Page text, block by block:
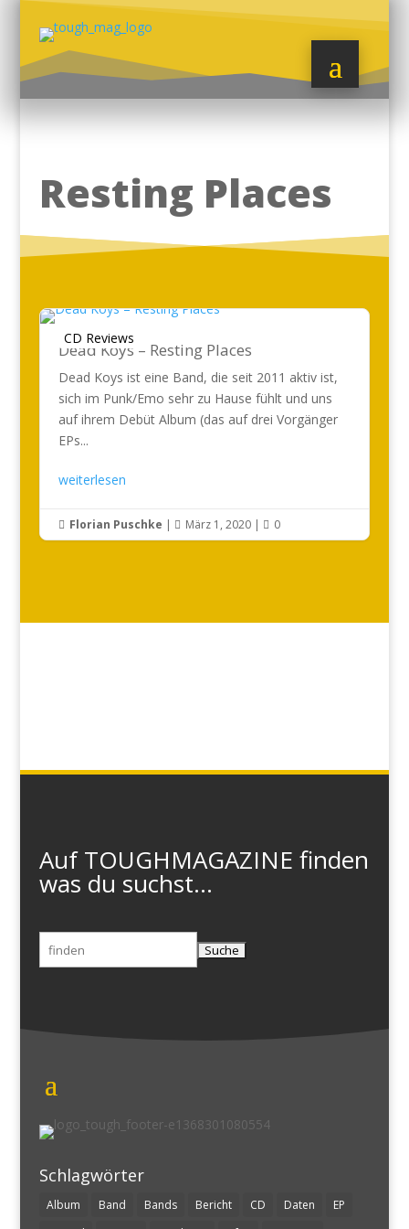
Resting Places
CD Reviews
Dead Koys – Resting Places
Dead Koys ist eine Band, die seit 2011 aktiv ist,
sich im Punk/Emo sehr zu Hause fühlt und uns
auf ihrem Debüt Album (das auf drei Vorgänger
EPs...
weiterlesen
 Florian Puschke |  März 1, 2020|  0
Auf TOUGHMAGAZINE finden
was du suchst...
Suchen
nach:
Schlagwörter
Album Band Bands Bericht CD Daten
EP